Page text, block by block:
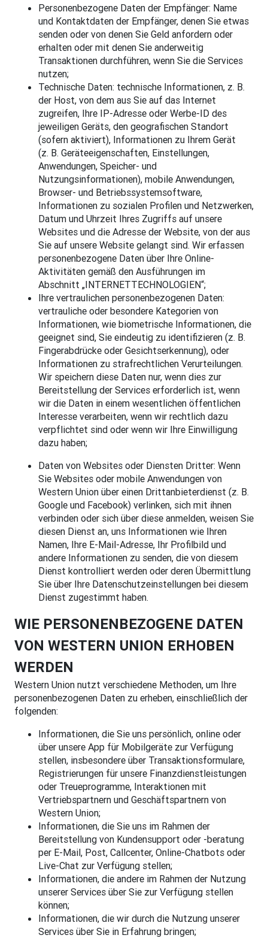
Personenbezogene Daten der Empfänger: Name
und Kontaktdaten der Empfänger, denen Sie etwas
senden oder von denen Sie Geld anfordern oder
erhalten oder mit denen Sie anderweitig
Transaktionen durchführen, wenn Sie die Services
nutzen;
Technische Daten: technische Informationen, z. B.
der Host, von dem aus Sie auf das Internet
zugreifen, Ihre IP-Adresse oder Werbe-ID des
jeweiligen Geräts, den geografischen Standort
(sofern aktiviert), Informationen zu Ihrem Gerät
(z. B. Geräteeigenschaften, Einstellungen,
Anwendungen, Speicher- und
Nutzungsinformationen), mobile Anwendungen,
Browser- und Betriebssystemsoftware,
Informationen zu sozialen Profilen und Netzwerken,
Datum und Uhrzeit Ihres Zugriffs auf unsere
Websites und die Adresse der Website, von der aus
Sie auf unsere Website gelangt sind. Wir erfassen
personenbezogene Daten über Ihre Online-
Aktivitäten gemäß den Ausführungen im
Abschnitt „INTERNETTECHNOLOGIEN“;
Ihre vertraulichen personenbezogenen Daten:
vertrauliche oder besondere Kategorien von
Informationen, wie biometrische Informationen, die
geeignet sind, Sie eindeutig zu identifizieren (z. B.
Fingerabdrücke oder Gesichtserkennung), oder
Informationen zu strafrechtlichen Verurteilungen.
Wir speichern diese Daten nur, wenn dies zur
Bereitstellung der Services erforderlich ist, wenn
wir die Daten in einem wesentlichen öffentlichen
Interesse verarbeiten, wenn wir rechtlich dazu
verpflichtet sind oder wenn wir Ihre Einwilligung
dazu haben;
Daten von Websites oder Diensten Dritter: Wenn
Sie Websites oder mobile Anwendungen von
Western Union über einen Drittanbieterdienst (z. B.
Google und Facebook) verlinken, sich mit ihnen
verbinden oder sich über diese anmelden, weisen Sie
diesen Dienst an, uns Informationen wie Ihren
Namen, Ihre E-Mail-Adresse, Ihr Profilbild und
andere Informationen zu senden, die von diesem
Dienst kontrolliert werden oder deren Übermittlung
Sie über Ihre Datenschutzeinstellungen bei diesem
Dienst zugestimmt haben.
WIE PERSONENBEZOGENE DATEN
VON WESTERN UNION ERHOBEN
WERDEN
Western Union nutzt verschiedene Methoden, um Ihre
personenbezogenen Daten zu erheben, einschließlich der
folgenden:
Informationen, die Sie uns persönlich, online oder
über unsere App für Mobilgeräte zur Verfügung
stellen, insbesondere über Transaktionsformulare,
Registrierungen für unsere Finanzdienstleistungen
oder Treueprogramme, Interaktionen mit
Vertriebspartnern und Geschäftspartnern von
Western Union;
Informationen, die Sie uns im Rahmen der
Bereitstellung von Kundensupport oder -beratung
per E-Mail, Post, Callcenter, Online-Chatbots oder
Live-Chat zur Verfügung stellen;
Informationen, die andere im Rahmen der Nutzung
unserer Services über Sie zur Verfügung stellen
können;
Informationen, die wir durch die Nutzung unserer
Services über Sie in Erfahrung bringen;